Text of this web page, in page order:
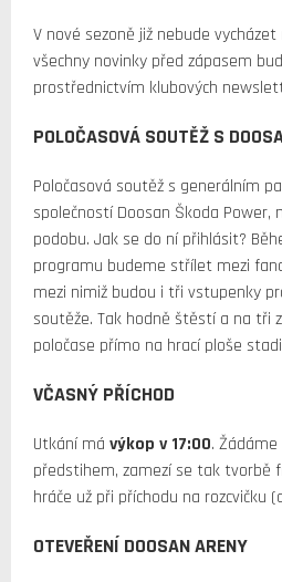
V nové sezoně již nebude
všechny novinky před zápasem
prostřednictvím klubových
POLOČASOVÁ SOUTĚŽ S
Poločasová soutěž s generálním
společností Doosan Škoda
podobu. Jak se do ní přihlásit?
programu budeme střílet mezi
mezi nimiž budou i tři vstupenky
soutěže. Tak hodně štěstí a na tři
poločase přímo na hrací ploše
VČASNÝ PŘÍCHOD
Utkání má výkop v 17:00.
předstihem, zamezí se tak tvorbě
hráče už při příchodu na rozcvičku
OTEVEŘENÍ DOOSAN ARENY